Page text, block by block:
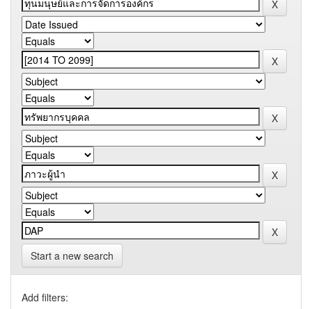
Start a new search
Add filters: